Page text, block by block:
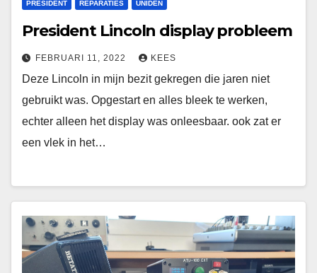
PRESIDENT REPARATIES UNIDEN
President Lincoln display probleem
FEBRUARI 11, 2022 KEES
Deze Lincoln in mijn bezit gekregen die jaren niet
gebruikt was. Opgestart en alles bleek te werken,
echter alleen het display was onleesbaar. ook zat er
een vlek in het…